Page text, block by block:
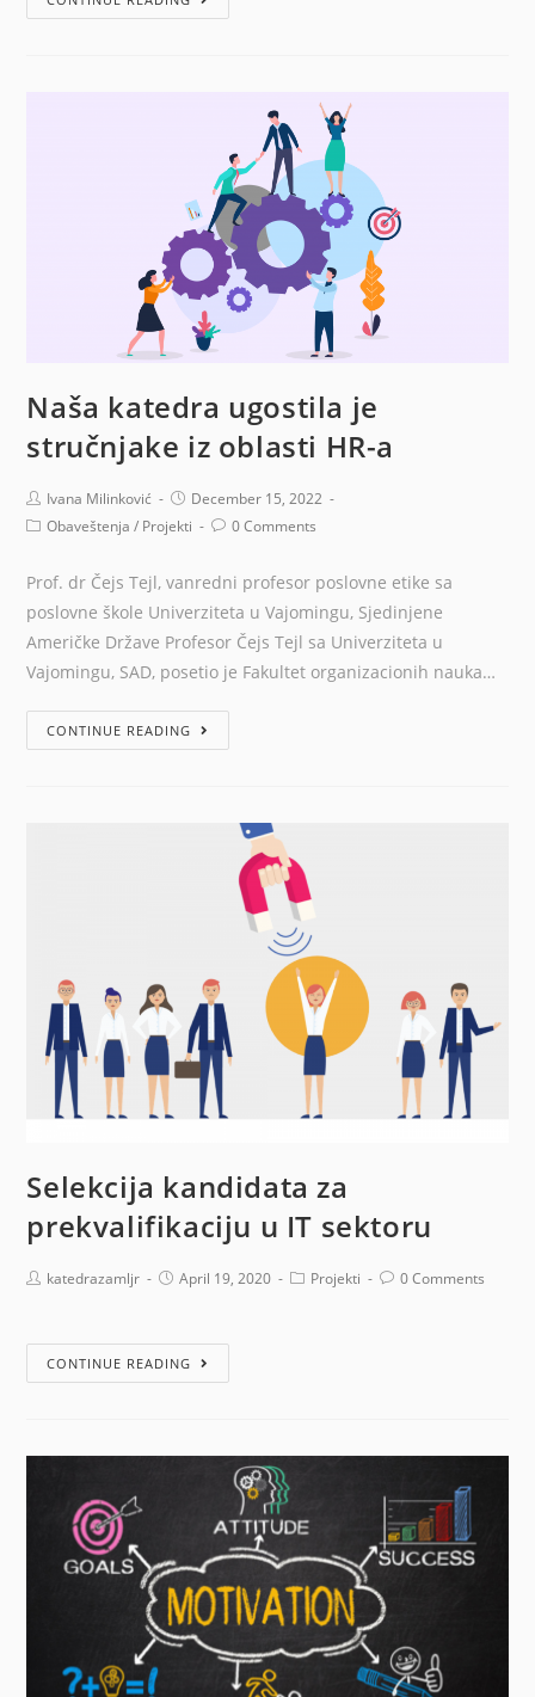
Naša katedra ugostila je
stručnjake iz oblasti HR-a
Ivana Milinković
December 15, 2022
Obaveštenja / Projekti 0 Comments
Prof. dr Čejs Tejl, vanredni profesor poslovne etike sa
poslovne škole Univerziteta u Vajomingu, Sjedinjene
Američke Države Profesor Čejs Tejl sa Univerziteta u
Vajomingu, SAD, posetio je Fakultet organizacionih nauka…
CONTINUE READING
Selekcija kandidata za
prekvalifikaciju u IT sektoru
katedrazamljr April 19, 2020 Projekti 0 Comments
CONTINUE READING